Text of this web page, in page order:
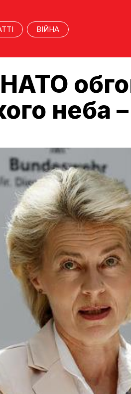
ВІЙНА
НАТО
неба